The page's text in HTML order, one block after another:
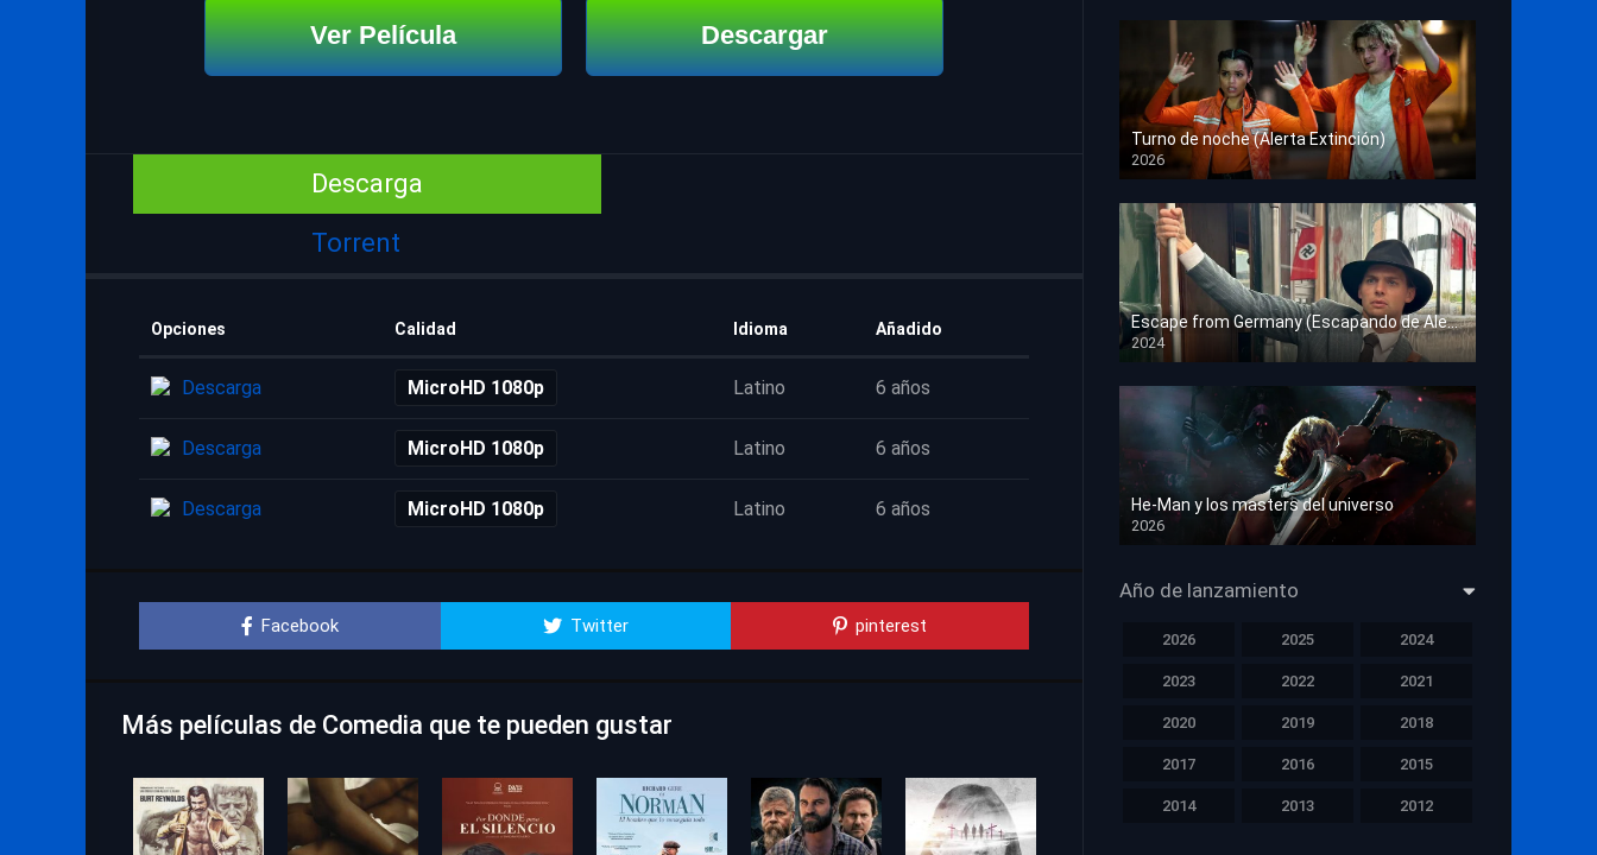
Ver Película Descargar
Descarga
Torrent
Opciones Calidad Idioma Añadido
Descarga MicroHD 1080p Latino 6 años
Descarga MicroHD 1080p Latino 6 años
Descarga MicroHD 1080p Latino 6 años
Facebook Twitter pinterest
Más películas de Comedia que te pueden gustar
Turno de noche (Alerta Extinción)
2026
HD 1080p
Escape from Germany (Escapando de Alemania)
2024
HD 1080p
He-Man y los masters del universo
2026
HD 1080p
Año de lanzamiento
2026 2025 2024
2023 2022 2021
2020 2019 2018
2017 2016 2015
2014 2013 2012